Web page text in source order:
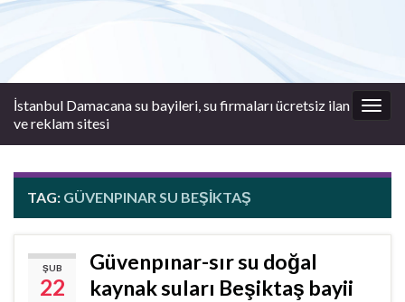
İstanbul Damacana su bayileri, su firmaları ücretsiz ilan
ve reklam sitesi
TAG: GÜVENPINAR SU BEŞIKTAŞ
ŞUB
22
Güvenpınar-sır su doğal
kaynak suları Beşiktaş bayii